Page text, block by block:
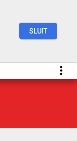
SLUIT